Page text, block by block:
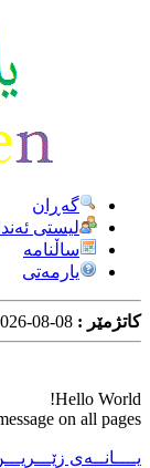
گه‌ڕان
لیستی
ساڵنامه
یارمه‌تی
کاتژمێر :
Hello World!
on all pages.
یــــانــه‌ی